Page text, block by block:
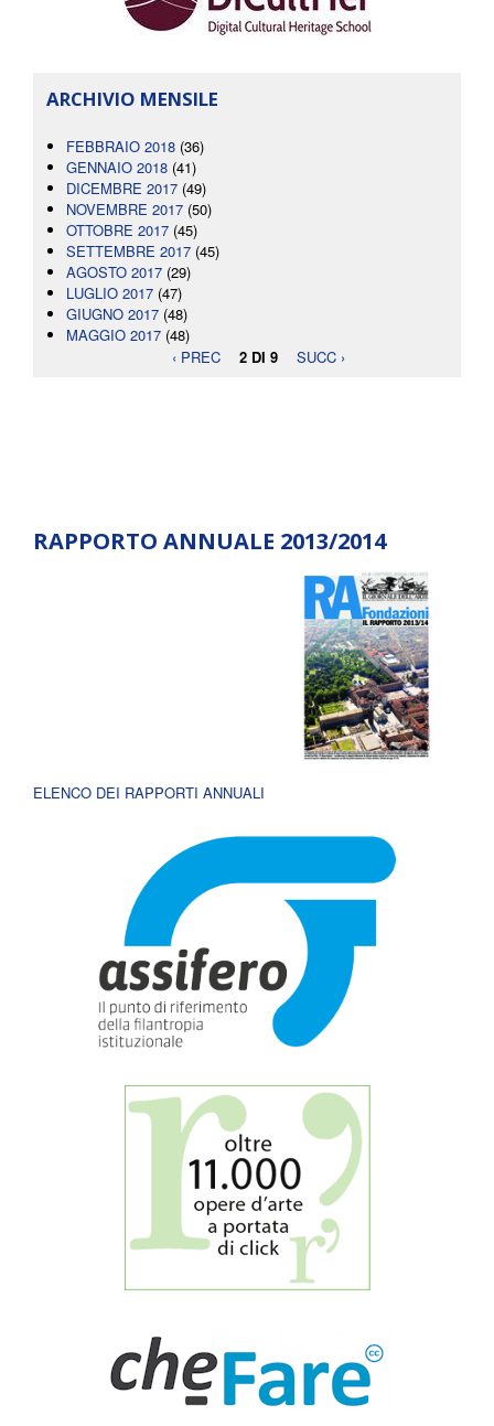
ARCHIVIO MENSILE
FEBBRAIO 2018 (36)
GENNAIO 2018 (41)
DICEMBRE 2017 (49)
NOVEMBRE 2017 (50)
OTTOBRE 2017 (45)
SETTEMBRE 2017 (45)
AGOSTO 2017 (29)
LUGLIO 2017 (47)
GIUGNO 2017 (48)
MAGGIO 2017 (48)
‹ PREC
2 DI 9 SUCC ›
RAPPORTO ANNUALE 2013/2014
ELENCO DEI RAPPORTI ANNUALI